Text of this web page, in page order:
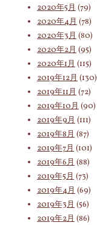
2020年5月 (79)
2020年4月 (78)
2020年3月 (80)
2020年2月 (95)
2020年1月 (115)
2019年12月 (130)
2019年11月 (72)
2019年10月 (90)
2019年9月 (111)
2019年8月 (87)
2019年7月 (101)
2019年6月 (88)
2019年5月 (73)
2019年4月 (69)
2019年3月 (56)
2019年2月 (86)